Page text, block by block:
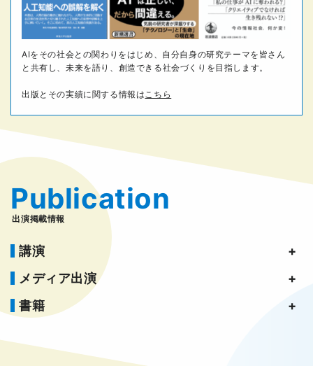
AIをその社会との関わりをはじめ、自分自身の研究テーマを皆さん
と共有し、未来を語り、創造できる社会づくりを目指します。
出版とその実績に関する情報はこちら
Publication
出演掲載情報
講演
メディア出演
書籍